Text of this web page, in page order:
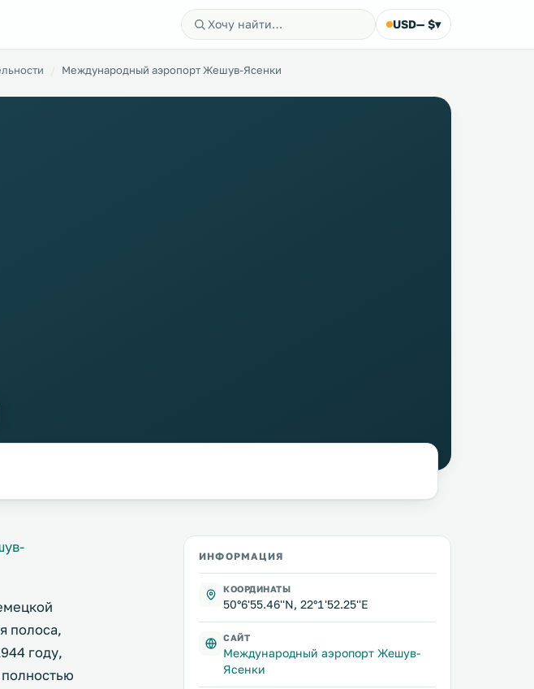
USD— $▾
Международный аэропорт Жешув-Ясенки
полоса,
году,
ИНФОРМАЦИЯ
КООРДИНАТЫ
50°6'55.46''N, 22°1'52.25''E
САЙТ
Международный аэропорт Жешув-
Ясенки